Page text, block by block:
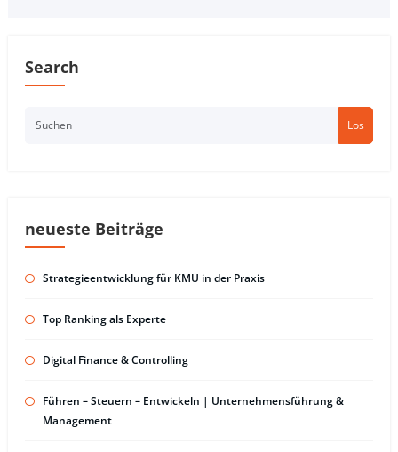
Search
Los
neueste Beiträge
Strategieentwicklung für KMU in der Praxis
Top Ranking als Experte
Digital Finance & Controlling
Führen – Steuern – Entwickeln | Unternehmensführung &
Management